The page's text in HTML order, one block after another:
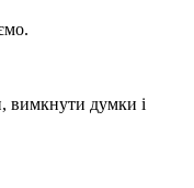
вимкнути думки і